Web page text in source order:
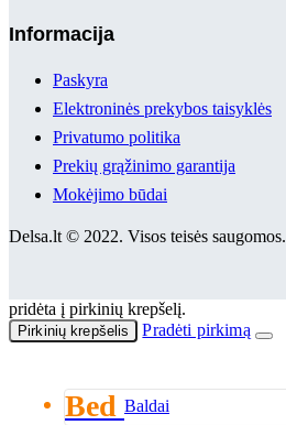
Informacija
Paskyra
Elektroninės prekybos taisyklės
Privatumo politika
Prekių grąžinimo garantija
Mokėjimo būdai
Delsa.lt © 2022. Visos teisės saugomos.
pridėta į pirkinių krepšelį.
Pirkinių krepšelis Pradėti pirkimą
Bed Baldai